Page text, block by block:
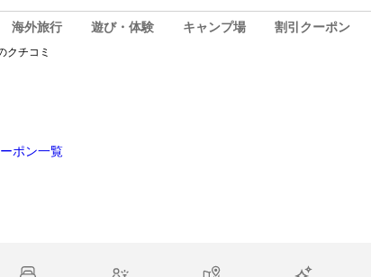
海外旅行 遊び・体験 キャンプ場 割引クーポン
クチコミ
ポン一覧